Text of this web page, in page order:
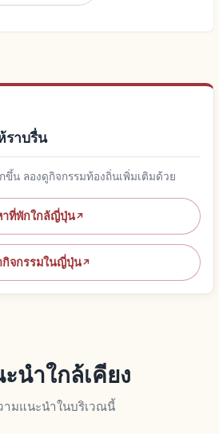
ราบรื่น
ขึ้น ลองดูกิจกรรมท้องถิ่นเพิ่มเติมด้วย
าที่พักใกล้ญี่ปุ่น↗
กิจกรรมในญี่ปุ่น↗
นำใกล้เคียง
มแนะนำในบริเวณนี้